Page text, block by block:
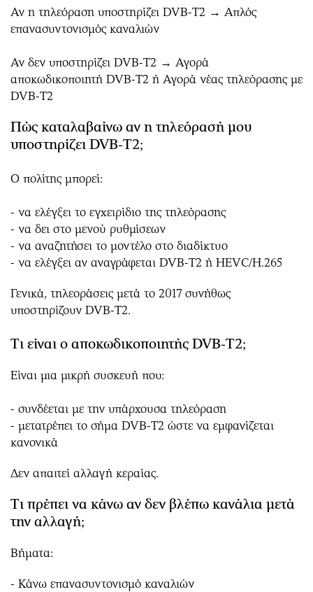
Αν η τηλεόραση υποστηρίζει DVB-T2 → Απλός
επανασυντονισμός καναλιών
Αν δεν υποστηρίζει DVB-T2 → Αγορά
αποκωδικοποιητή DVB-T2 ή Αγορά νέας τηλεόρασης με
DVB-T2
Πώς καταλαβαίνω αν η τηλεόρασή μου
υποστηρίζει DVB-T2;
Ο πολίτης μπορεί:
- να ελέγξει το εγχειρίδιο της τηλεόρασης
- να δει στο μενού ρυθμίσεων
- να αναζητήσει το μοντέλο στο διαδίκτυο
- να ελέγξει αν αναγράφεται DVB-T2 ή HEVC/H.265
Γενικά, τηλεοράσεις μετά το 2017 συνήθως
υποστηρίζουν DVB-T2.
Τι είναι ο αποκωδικοποιητής DVB-T2;
Είναι μια μικρή συσκευή που:
- συνδέεται με την υπάρχουσα τηλεόραση
- μετατρέπει το σήμα DVB-T2 ώστε να εμφανίζεται
κανονικά
Δεν απαιτεί αλλαγή κεραίας.
Τι πρέπει να κάνω αν δεν βλέπω κανάλια μετά
την αλλαγή;
Βήματα:
- Κάνω επανασυντονισμό καναλιών